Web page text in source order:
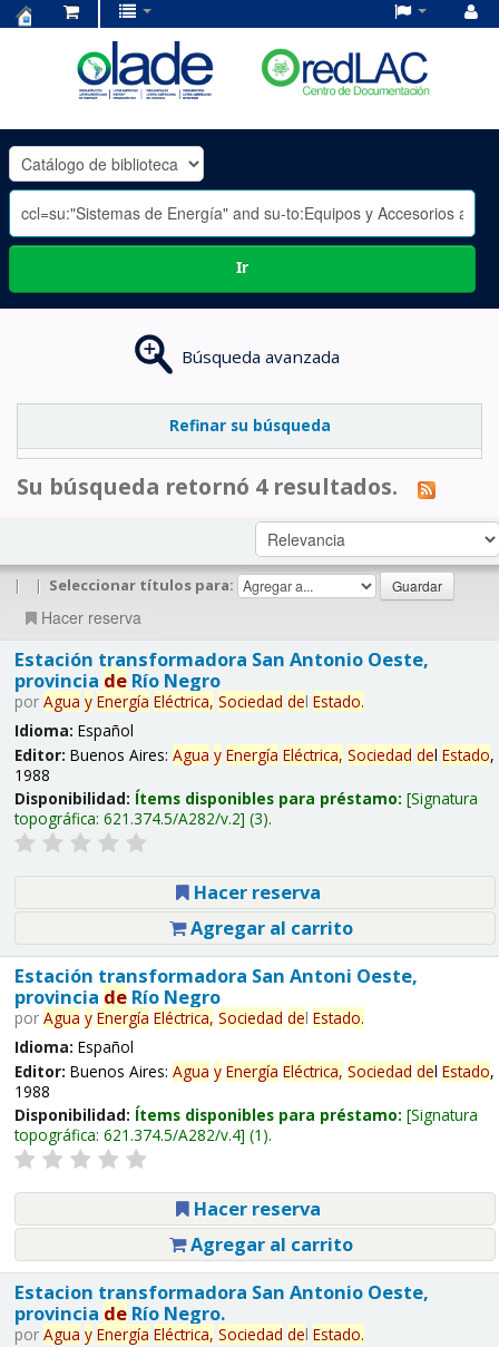
OLADE
-
Ir
Búsqueda avanzada
Refinar su búsqueda
Su búsqueda retornó 4 resultados.
| | Seleccionar títulos para:
Hacer reserva
Estación transformadora San Antonio Oeste,
provincia deRío Negro
por Agua y Energía Eléctrica, Sociedad del Estado.
Idioma: Español
Editor: Buenos Aires: Agua y Energía Eléctrica, Sociedad del Estado,
1988
Disponibilidad: Ítems disponibles para préstamo: Signatura
topográfica: 621.374.5/A282/v.2 (3).
Hacer reserva
Agregar al carrito
Estación transformadora San Antoni Oeste,
provincia deRío Negro
por Agua y Energía Eléctrica, Sociedad del Estado.
Idioma: Español
Editor: Buenos Aires: Agua y Energía Eléctrica, Sociedad del Estado,
1988
Disponibilidad: Ítems disponibles para préstamo: Signatura
topográfica: 621.374.5/A282/v.4 (1).
Hacer reserva
Agregar al carrito
Estacion transformadora San Antonio Oeste,
provincia deRío Negro.
por Agua y Energía Eléctrica, Sociedad del Estado.